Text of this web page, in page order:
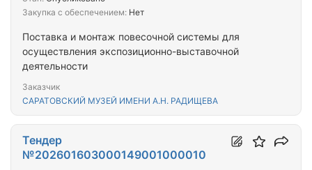
Поставка и монтаж повесочной системы для
осуществления экспозиционно-выставочной
деятельности
Заказчик
САРАТОВСКИЙ МУЗЕЙ ИМЕНИ А.Н. РАДИЩЕВА
Закупка с обеспечением: Нет
Тендер
№202601603000149001000010